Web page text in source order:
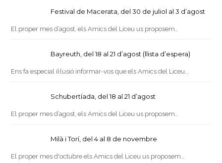
Festival de Macerata, del 30 de juliol al 3 d’agost
El proper mes d’agost, els Amics del Liceu us proposem…
Bayreuth, del 18 al 21 d’agost (llista d’espera)
Ens fa especial il·lusió informar-vos que els Amics del Liceu…
Schubertíada, del 18 al 21 d’agost
El proper mes d’agost, els Amics del Liceu us proposem…
Milà i Torí, del 4 al 8 de novembre
El proper mes d'octubre els Amics del Liceu us proposem…